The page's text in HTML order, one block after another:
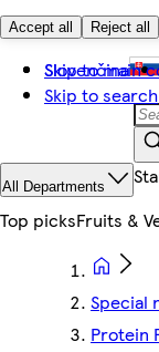
Accept all Reject all
Skip to main
Skip to search
Slovenčina
All Departments
Top picksFruits &
Special
Protein